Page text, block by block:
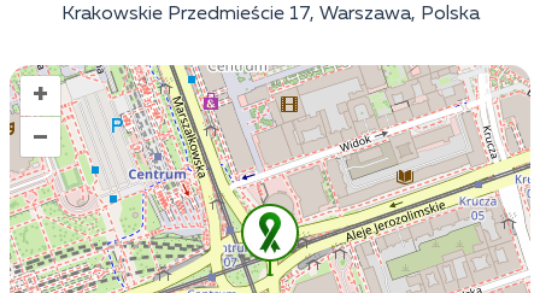
Krakowskie Przedmieście 17, Warszawa, Polska
+
–